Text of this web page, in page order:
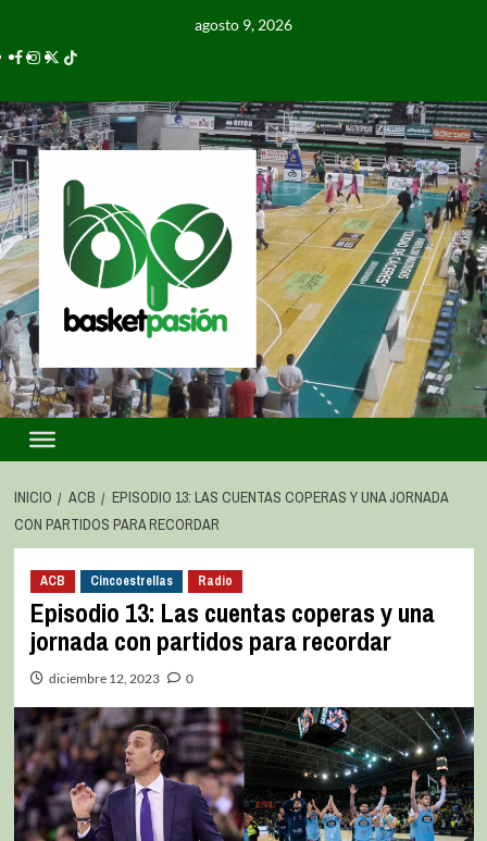
agosto 9, 2026
INICIO ACB
EPISODIO 13: LAS CUENTAS COPERAS Y UNA JORNADA
CON PARTIDOS PARA RECORDAR
ACB Cincoestrellas Radio
Episodio 13: Las cuentas coperas y una
jornada con partidos para recordar
diciembre 12, 2023 0